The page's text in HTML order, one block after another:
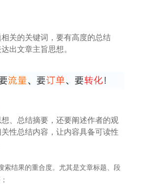
关的关键词，要有高度的总结
出文章主旨思想。
、总结摘要，还要阐述作者的观
性总结内容，让内容具备可读性
索结果的重合度。尤其是文章标题、段